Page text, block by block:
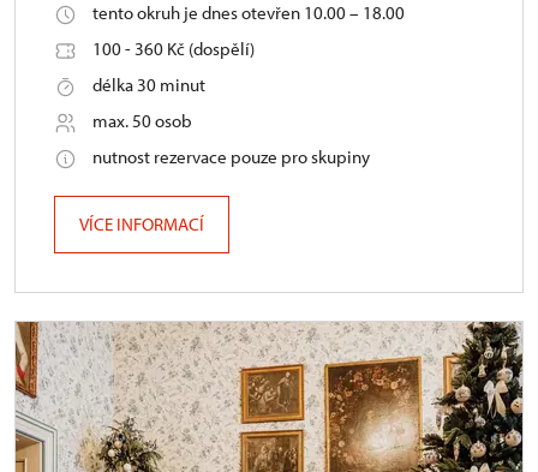
tento okruh je dnes otevřen 10.00 – 18.00
100 - 360 Kč (dospělí)
délka 30 minut
max. 50 osob
nutnost rezervace pouze pro skupiny
VÍCE INFORMACÍ